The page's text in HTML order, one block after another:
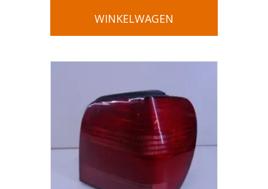
WINKELWAGEN